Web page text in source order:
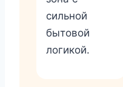
сильной
бытовой
логикой.